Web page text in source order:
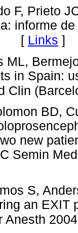
F, Prieto
informe
[ Links ]
ML,
in Spain:
Clin
BD,
new
Semin
S,
an EXIT
Anesth